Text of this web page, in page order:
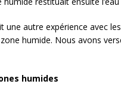
une autre expérience avec
humide. Nous avons
humides